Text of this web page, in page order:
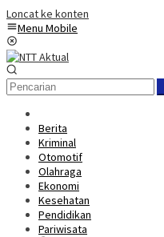
Loncat ke konten
Menu Mobile
Berita
Kriminal
Otomotif
Olahraga
Ekonomi
Kesehatan
Pendidikan
Pariwisata